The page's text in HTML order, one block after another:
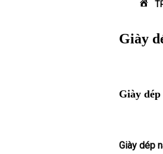
Giày
Giày
Giày dép